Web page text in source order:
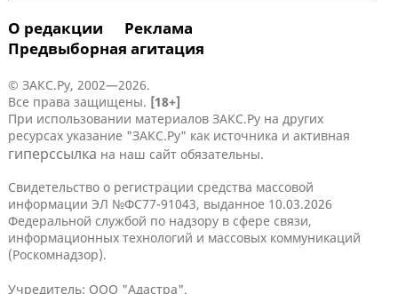
О редакции
Реклама
Предвыборная агитация
© ЗАКС.Ру, 2002—2026.
Все права защищены. [18+]
При использовании материалов ЗАКС.Ру на других
ресурсах указание "ЗАКС.Ру" как источника и активная
гиперссылка на наш сайт обязательны.
Свидетельство о регистрации средства массовой
информации ЭЛ №ФС77-91043, выданное 10.03.2026
Федеральной службой по надзору в сфере связи,
информационных технологий и массовых коммуникаций
(Роскомнадзор).
Учредитель: ООО "Адастра".